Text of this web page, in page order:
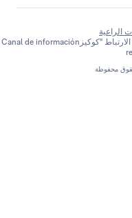
Canal de información